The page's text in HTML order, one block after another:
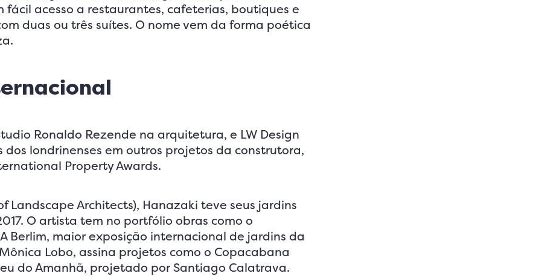
fácil acesso a restaurantes, cafeterias, boutiques e
duas ou três suítes. O nome vem da forma poética
Ronaldo Rezende na arquitetura, e LW Design
dos londrinenses em outros projetos da construtora,
Property Awards.
Landscape Architects), Hanazaki teve seus jardins
O artista tem no portfólio obras como o
Berlim, maior exposição internacional de jardins da
Lobo, assina projetos como o Copacabana
do Amanhã, projetado por Santiago Calatrava.